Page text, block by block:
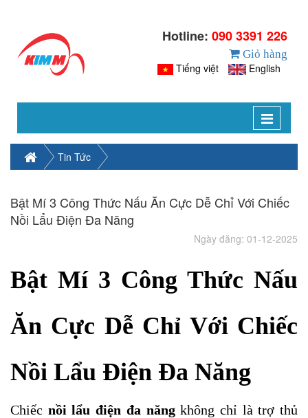
Hotline: 090 3391 226
Giỏ hàng
Tiếng việt English
Toggle
Tin Tức
Bật Mí 3 Công Thức Nấu Ăn Cực Dễ Chỉ Với Chiếc
Nồi Lẩu Điện Đa Năng
Ngày đăng: 01-12-2025
Bật Mí 3 Công Thức Nấu
Ăn Cực Dễ Chỉ Với Chiếc
Nồi Lẩu Điện Đa Năng
Chiếc nồi lẩu điện đa năngkhông chỉ là trợ thủ